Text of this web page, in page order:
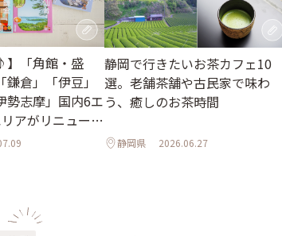
「角館・盛
倉」「伊豆」
勢志摩」国内6エ
アがリニューア
静岡で行きたいお茶カフェ10
選。老舗茶舗や古民家で味わ
う、癒しのお茶時間
静岡県 2026.06.27